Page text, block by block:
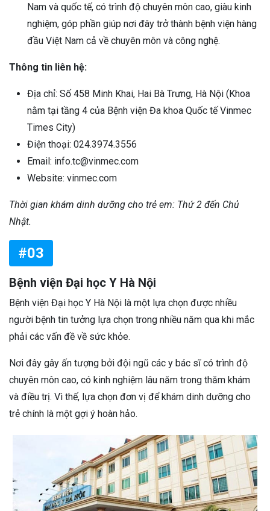
Nam và quốc tế, có trình độ chuyên môn cao, giàu kinh
nghiệm, góp phần giúp nơi đây trở thành bệnh viện hàng
đầu Việt Nam cả về chuyên môn và công nghệ.
Thông tin liên hệ:
Địa chỉ: Số 458 Minh Khai, Hai Bà Trưng, Hà Nội (Khoa
nằm tại tầng 4 của Bệnh viện Đa khoa Quốc tế Vinmec
Times City)
Điện thoại: 024.3974.3556
Email: info.tc@vinmec.com
Website: vinmec.com
Thời gian khám dinh dưỡng cho trẻ em: Thứ 2 đến Chủ
Nhật.
#03
Bệnh viện Đại học Y Hà Nội
Bệnh viện Đại học Y Hà Nội là một lựa chọn được nhiều
người bệnh tin tưởng lựa chọn trong nhiều năm qua khi mắc
phải các vấn đề về sức khỏe.
Nơi đây gây ấn tượng bởi đội ngũ các y bác sĩ có trình độ
chuyên môn cao, có kinh nghiệm lâu năm trong thăm khám
và điều trị. Vì thế, lựa chọn đơn vị để khám dinh dưỡng cho
trẻ chính là một gợi ý hoàn hảo.